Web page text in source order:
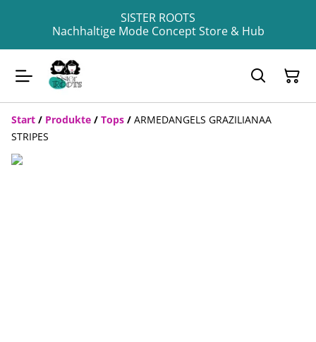
SISTER ROOTS
Nachhaltige Mode Concept Store & Hub
Start / Produkte / Tops / ARMEDANGELS GRAZILIANAA
STRIPES